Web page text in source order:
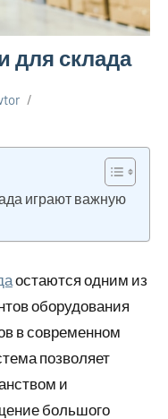
для склада
играют важную
остаются одним из
оборудования
в современном
позволяет
и
большого